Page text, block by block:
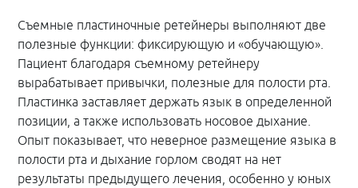
Съемные пластиночные ретейнеры выполняют две
полезные функции: фиксирующую и «обучающую».
Пациент благодаря съемному ретейнеру
вырабатывает привычки, полезные для полости рта.
Пластинка заставляет держать язык в определенной
позиции, а также использовать носовое дыхание.
Опыт показывает, что неверное размещение языка в
полости рта и дыхание горлом сводят на нет
результаты предыдущего лечения, особенно у юных